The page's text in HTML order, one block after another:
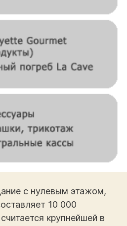
с нулевым этажом,
10 000
крупнейшей в